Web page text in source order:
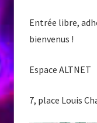
Entrée libre,
bienvenus !
Espace ALTNET
7, place Louis